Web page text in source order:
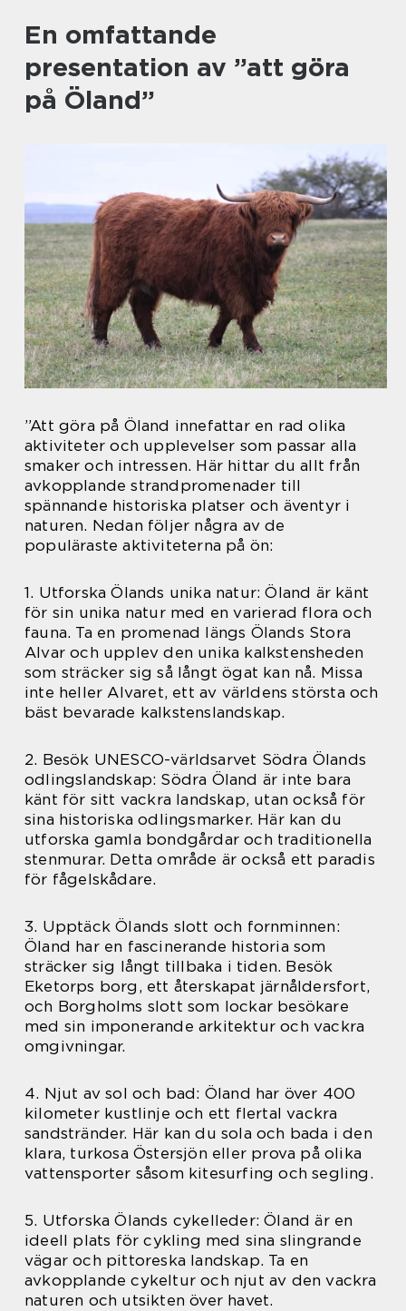
En omfattande
presentation av ”att göra
på Öland”
”Att göra på Öland innefattar en rad olika
aktiviteter och upplevelser som passar alla
smaker och intressen. Här hittar du allt från
avkopplande strandpromenader till
spännande historiska platser och äventyr i
naturen. Nedan följer några av de
populäraste aktiviteterna på ön:
1. Utforska Ölands unika natur: Öland är känt
för sin unika natur med en varierad flora och
fauna. Ta en promenad längs Ölands Stora
Alvar och upplev den unika kalkstensheden
som sträcker sig så långt ögat kan nå. Missa
inte heller Alvaret, ett av världens största och
bäst bevarade kalkstenslandskap.
2. Besök UNESCO-världsarvet Södra Ölands
odlingslandskap: Södra Öland är inte bara
känt för sitt vackra landskap, utan också för
sina historiska odlingsmarker. Här kan du
utforska gamla bondgårdar och traditionella
stenmurar. Detta område är också ett paradis
för fågelskådare.
3. Upptäck Ölands slott och fornminnen:
Öland har en fascinerande historia som
sträcker sig långt tillbaka i tiden. Besök
Eketorps borg, ett återskapat järnåldersfort,
och Borgholms slott som lockar besökare
med sin imponerande arkitektur och vackra
omgivningar.
4. Njut av sol och bad: Öland har över 400
kilometer kustlinje och ett flertal vackra
sandstränder. Här kan du sola och bada i den
klara, turkosa Östersjön eller prova på olika
vattensporter såsom kitesurfing och segling.
5. Utforska Ölands cykelleder: Öland är en
ideell plats för cykling med sina slingrande
vägar och pittoreska landskap. Ta en
avkopplande cykeltur och njut av den vackra
naturen och utsikten över havet.